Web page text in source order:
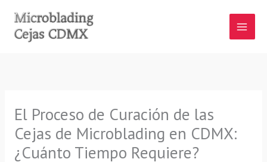
contenido
El Proceso de Curación de las
Cejas de Microblading en CDMX:
¿Cuánto Tiempo Requiere?